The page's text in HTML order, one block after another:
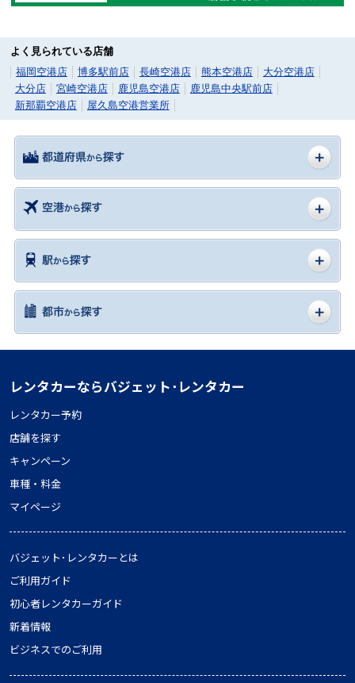
よく見られている店舗
福岡空港店
博多駅前店 長崎空港店 熊本空港店
大分空港店
大分店
宮崎空港店 鹿児島空港店
鹿児島中央駅前店
新那覇空港店
屋久島空港営業所
レンタカーならバジェット･レンタカー
レンタカー予約
店舗を探す
キャンペーン
車種・料金
マイページ
バジェット･レンタカーとは
ご利用ガイド
初心者レンタカーガイド
新着情報
ビジネスでのご利用